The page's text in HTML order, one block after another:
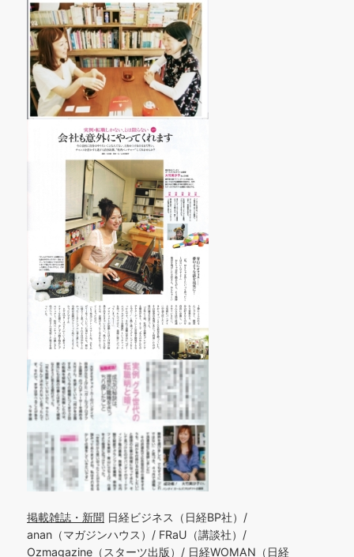
掲載雑誌・新聞 日経ビジネス（日経BP社）/
anan（マガジンハウス）/ FRaU（講談社）/
Ozmagazine（スターツ出版）/ 日経WOMAN（日経